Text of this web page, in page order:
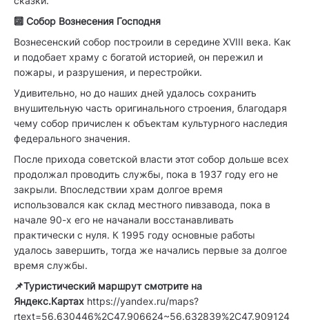
🔟 Собор Вознесения Господня
Вознесенский собор построили в середине XVIII века. Как
и подобает храму с богатой историей, он пережил и
пожары, и разрушения, и перестройки.
Удивительно, но до наших дней удалось сохранить
внушительную часть оригинального строения, благодаря
чему собор причислен к объектам культурного наследия
федерального значения.
После прихода советской власти этот собор дольше всех
продолжал проводить службы, пока в 1937 году его не
закрыли. Впоследствии храм долгое время
использовался как склад местного пивзавода, пока в
начале 90-х его не начанали восстанавливать
практически с нуля. К 1995 году основные работы
удалось завершить, тогда же начались первые за долгое
время службы.
📌Туристический маршрут смотрите на
Яндекс.Картах https://yandex.ru/maps?
rtext=56.630446%2C47.906624~56.632839%2C47.909124